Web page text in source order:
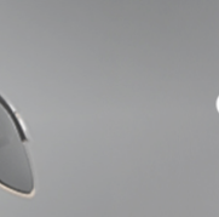
MAGAZIN